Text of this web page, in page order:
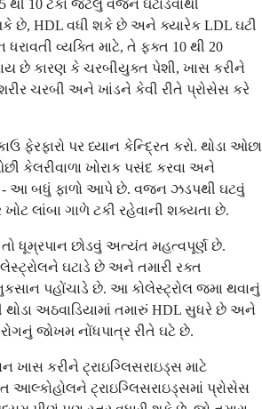
થી 10 ટકા જેટલું વજન ઘટાડવાથી
છે, HDL વધી શકે છે અને ક્યારેક LDL ઘટી
વ્યક્તિ માટે, તે ફક્ત 10 થી 20
છે કારણ કે ચરબીયુક્ત પેશી, ખાસ કરીને
ચરબી અને ખાંડને કેવી રીતે પ્રોસેસ કરે
ફેરફારો પર ધ્યાન કેન્દ્રિત કરો. થોડા ઓછા
કેલરીવાળા ખોરાક પસંદ કરવા અને
- આ બધું ફાળો આપે છે. વજન ઝડપથી ઘટવું
લાંબા ગાળે ટકી રહેવાની શક્યતા છે.
તો ધૂમ્રપાન છોડવું અત્યંત મહત્વપૂર્ણ છે.
ઘટાડે છે અને તમારી રક્ત
પહોંચાડે છે. આ કોલેસ્ટ્રોલ જમા થવાનું
થોડા અઠવાડિયામાં તમારું HDL સુધરે છે અને
જોખમ નોંધપાત્ર રીતે ઘટે છે.
કરીને ટ્રાઇગ્લિસરાઇડ્સ માટે
આલ્કોહોલને ટ્રાઇગ્લિસરાઇડ્સમાં પ્રોસેસ